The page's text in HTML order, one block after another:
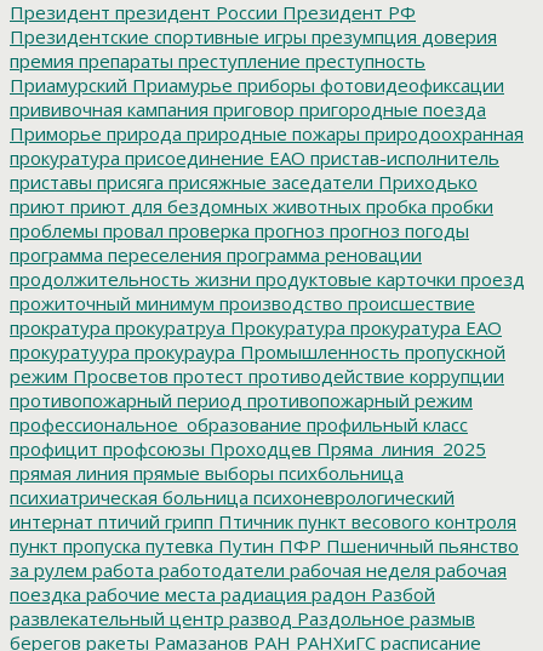
Президент президент России Президент РФ
Президентские спортивные игры презумпция доверия
премия препараты преступление преступность
Приамурский Приамурье приборы фотовидеофиксации
прививочная кампания приговор пригородные поезда
Приморье природа природные пожары природоохранная
прокуратура присоединение ЕАО пристав-исполнитель
приставы присяга присяжные заседатели Приходько
приют приют для бездомных животных пробка пробки
проблемы провал проверка прогноз прогноз погоды
программа переселения программа реновации
продолжительность жизни продуктовые карточки проезд
прожиточный минимум производство происшествие
прократура прокуратруа Прокуратура прокуратура ЕАО
прокуратуура прокураура Промышленность пропускной
режим Просветов протест противодействие коррупции
противопожарный период противопожарный режим
профессиональное_образование профильный класс
профицит профсоюзы Проходцев Пряма_линия_2025
прямая линия прямые выборы психбольница
психиатрическая больница психоневрологический
интернат птичий грипп Птичник пункт весового контроля
пункт пропуска путевка Путин ПФР Пшеничный пьянство
за рулем работа работодатели рабочая неделя рабочая
поездка рабочие места радиация радон Разбой
развлекательный центр развод Раздольное размыв
берегов ракеты Рамазанов РАН РАНХиГС расписание